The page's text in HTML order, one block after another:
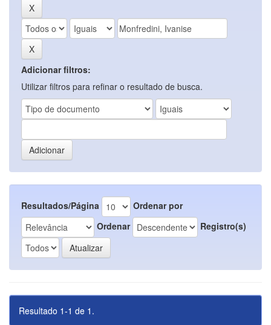
Adicionar filtros:
Utilizar filtros para refinar o resultado de busca.
Resultados/Página
Ordenar por
Ordenar
Registro(s)
Resultado 1-1 de 1.